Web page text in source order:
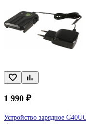
1 990 ₽
Устройство зарядное